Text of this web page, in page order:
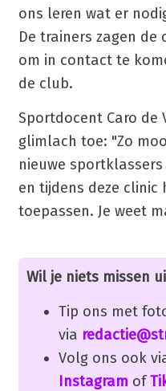
ons leren wat er
De trainers zagen
om in contact te
de club.
Sportdocent Caro de
glimlach toe: "Zo
nieuwe
en tijdens deze clinic
toepassen. Je weet
Wil je niets missen
Tip ons met
via
Volg ons ook
Instagram of